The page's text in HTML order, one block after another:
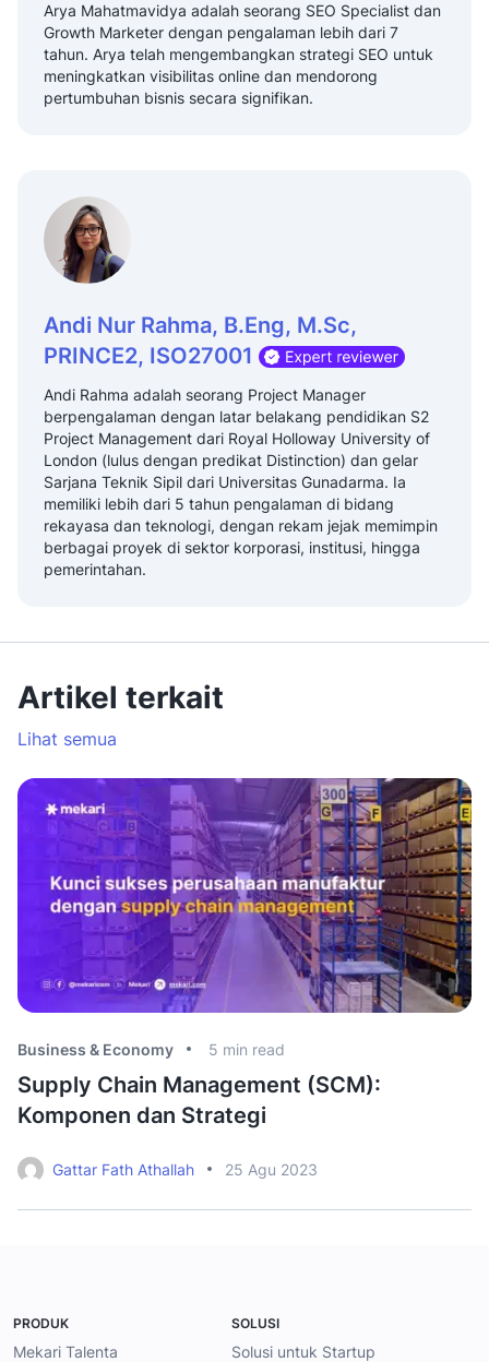
Arya Mahatmavidya adalah seorang SEO Specialist dan
Growth Marketer dengan pengalaman lebih dari 7
tahun. Arya telah mengembangkan strategi SEO untuk
meningkatkan visibilitas online dan mendorong
pertumbuhan bisnis secara signifikan.
Andi Nur Rahma, B.Eng, M.Sc,
PRINCE2, ISO27001
Andi Rahma adalah seorang Project Manager
berpengalaman dengan latar belakang pendidikan S2
Project Management dari Royal Holloway University of
London (lulus dengan predikat Distinction) dan gelar
Sarjana Teknik Sipil dari Universitas Gunadarma. Ia
memiliki lebih dari 5 tahun pengalaman di bidang
rekayasa dan teknologi, dengan rekam jejak memimpin
berbagai proyek di sektor korporasi, institusi, hingga
pemerintahan.
Artikel terkait
Lihat semua
Business & Economy 5 min read
Supply Chain Management (SCM):
Komponen dan Strategi
Gattar Fath Athallah 25 Agu 2023
PRODUK
Mekari Talenta
SOLUSI
Solusi untuk Startup